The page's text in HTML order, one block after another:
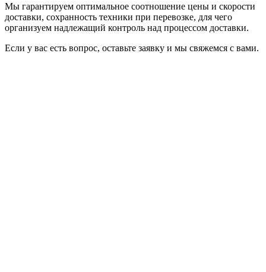
Мы гарантируем оптимальное соотношение цены и скорости
доставки, сохранность техники при перевозке, для чего
организуем надлежащий контроль над процессом доставки.
Если у вас есть вопрос, оставьте заявку и мы свяжемся с вами.